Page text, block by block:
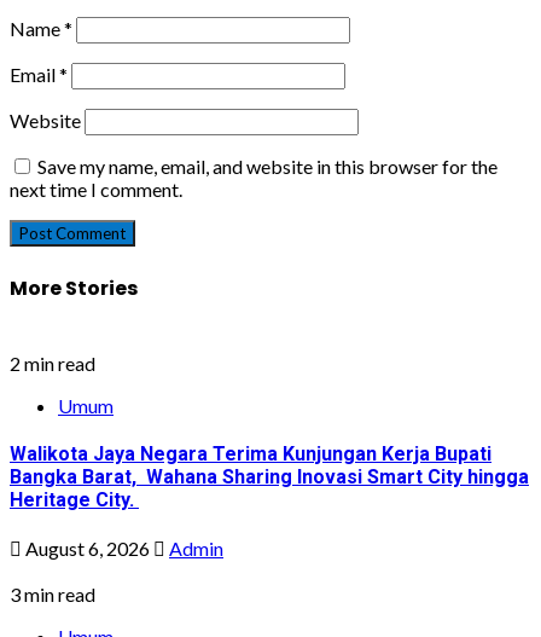
Name*
Email*
Website
Save my name, email, and website in this browser for the
next time I comment.
More Stories
2 min read
Umum
Walikota Jaya Negara Terima Kunjungan Kerja Bupati
Bangka Barat, Wahana Sharing Inovasi Smart City hingga
Heritage City.
August 6, 2026
Admin
3 min read